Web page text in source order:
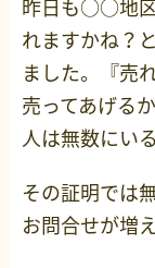
昨日も○○地区
れますかね？
ました。『売
売ってあげる
人は無数にい
その証明では
お問合せが増